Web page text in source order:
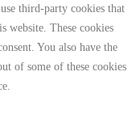
third-party cookies that
website. These cookies
You also have the
of some of these cookies